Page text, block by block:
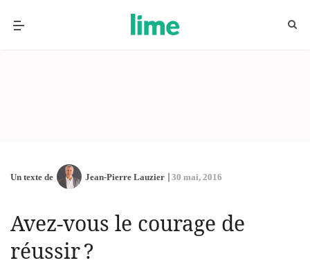
Un texte de Jean-Pierre Lauzier 30 mai, 2016
Avez-vous le courage de
réussir ?